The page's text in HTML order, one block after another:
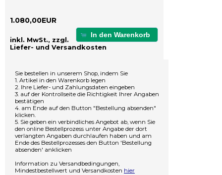
1.080,00EUR
In den Warenkorb
inkl. MwSt., zzgl.
Liefer- und Versandkosten
Sie bestellen in unserem Shop, indem Sie
1. Artikel in den Warenkorb legen
2. Ihre Liefer- und Zahlungsdaten eingeben
3. auf der Kontrollseite die Richtigkeit Ihrer Angaben
bestätigen
4. am Ende auf den Button "Bestellung absenden"
klicken.
5. Sie geben ein verbindliches Angebot ab, wenn Sie
den online Bestellprozess unter Angabe der dort
verlangten Angaben durchlaufen haben und am
Ende des Bestellprozesses den Button 'Bestellung
absenden' anklicken
Information zu Versandbedingungen,
Mindestbestellwert und Versandkosten hier